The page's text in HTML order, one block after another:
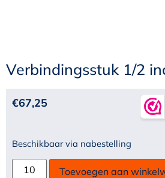
Verbindingsstuk 1/2
€67,25
Beschikbaar via nabestelling
Toevoegen aan